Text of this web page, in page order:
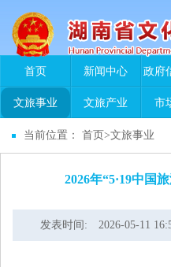
首页 新闻中心 政府
文旅事业 文旅产业 市
当前位置： 首页 >文旅事业
2026年“5·19中国
发表时间: 2026-05-11